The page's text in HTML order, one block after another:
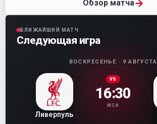
Обзор матча→
БЛИЖАЙШИЙ МАТЧ
Следующая игра
ВОСКРЕСЕНЬЕ · 9 АВГУСТА
Ливерпуль
VS
16:30
МСК